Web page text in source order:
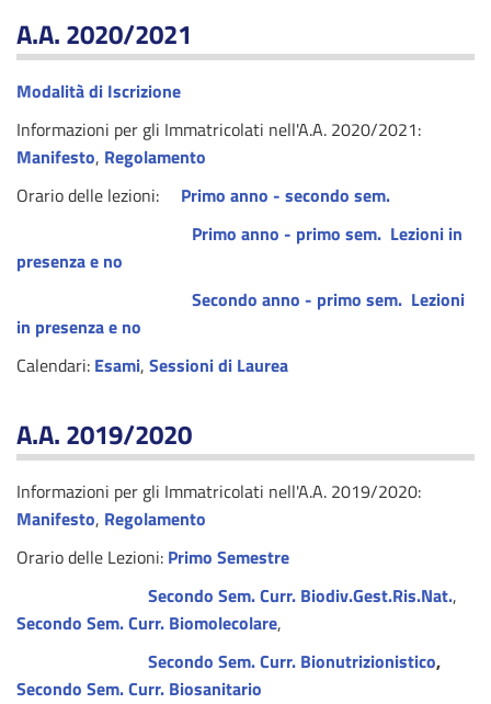
A.A. 2020/2021
Modalità di Iscrizione
Informazioni per gli Immatricolati nell'A.A. 2020/2021:
Manifesto, Regolamento
Orario delle lezioni: Primo anno - secondo sem.
Primo anno - primo sem. Lezioni in
presenza e no
Secondo anno - primo sem. Lezioni
in presenza e no
Calendari: Esami, Sessioni di Laurea
A.A. 2019/2020
Informazioni per gli Immatricolati nell'A.A. 2019/2020:
Manifesto, Regolamento
Orario delle Lezioni: Primo Semestre
Secondo Sem. Curr. Biodiv.Gest.Ris.Nat.,
Secondo Sem. Curr. Biomolecolare,
Secondo Sem. Curr. Bionutrizionistico,
Secondo Sem. Curr. Biosanitario